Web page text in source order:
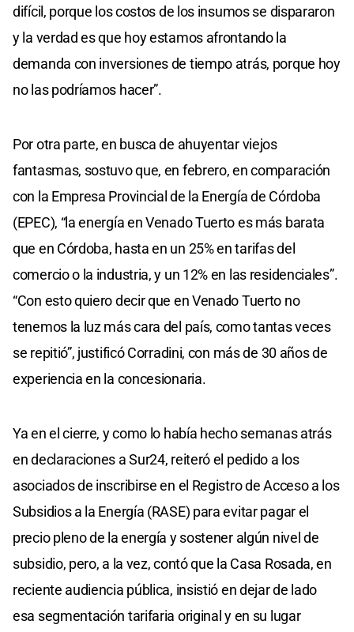
difícil, porque los costos de los insumos se dispararon
y la verdad es que hoy estamos afrontando la
demanda con inversiones de tiempo atrás, porque hoy
no las podríamos hacer”.
Por otra parte, en busca de ahuyentar viejos
fantasmas, sostuvo que, en febrero, en comparación
con la Empresa Provincial de la Energía de Córdoba
(EPEC), “la energía en Venado Tuerto es más barata
que en Córdoba, hasta en un 25% en tarifas del
comercio o la industria, y un 12% en las residenciales”.
“Con esto quiero decir que en Venado Tuerto no
tenemos la luz más cara del país, como tantas veces
se repitió”, justificó Corradini, con más de 30 años de
experiencia en la concesionaria.
Ya en el cierre, y como lo había hecho semanas atrás
en declaraciones a Sur24, reiteró el pedido a los
asociados de inscribirse en el Registro de Acceso a los
Subsidios a la Energía (RASE) para evitar pagar el
precio pleno de la energía y sostener algún nivel de
subsidio, pero, a la vez, contó que la Casa Rosada, en
reciente audiencia pública, insistió en dejar de lado
esa segmentación tarifaria original y en su lugar